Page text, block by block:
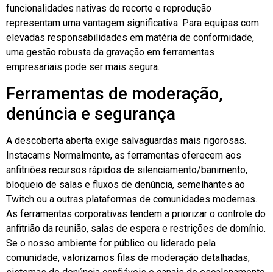
funcionalidades nativas de recorte e reprodução
representam uma vantagem significativa. Para equipas com
elevadas responsabilidades em matéria de conformidade,
uma gestão robusta da gravação em ferramentas
empresariais pode ser mais segura.
Ferramentas de moderação,
denúncia e segurança
A descoberta aberta exige salvaguardas mais rigorosas.
Instacams Normalmente, as ferramentas oferecem aos
anfitriões recursos rápidos de silenciamento/banimento,
bloqueio de salas e fluxos de denúncia, semelhantes ao
Twitch ou a outras plataformas de comunidades modernas.
As ferramentas corporativas tendem a priorizar o controle do
anfitrião da reunião, salas de espera e restrições de domínio.
Se o nosso ambiente for público ou liderado pela
comunidade, valorizamos filas de moderação detalhadas,